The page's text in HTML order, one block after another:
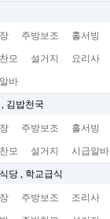
주방보조 홀서빙
모 설거지 요리사
바
김밥천국
주방보조 홀서빙
모 설거지 시급알바
당 , 학교급식
주방보조 조리사